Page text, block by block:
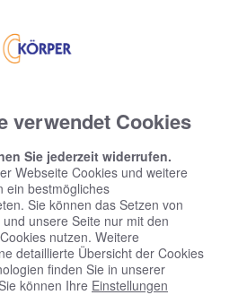
verwendet Cookies
Sie jederzeit widerrufen.
Webseite Cookies und weitere
ein bestmögliches
Sie können das Setzen von
unsere Seite nur mit den
nutzen. Weitere
detaillierte Übersicht der Cookies
finden Sie in unserer
können Ihre Einstellungen